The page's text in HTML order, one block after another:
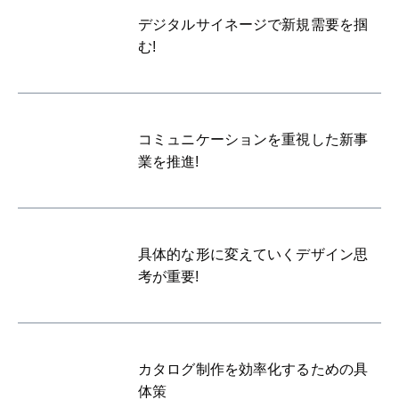
デジタルサイネージで新規需要を掴
む!
コミュニケーションを重視した新事
業を推進!
具体的な形に変えていくデザイン思
考が重要!
カタログ制作を効率化するための具
体策